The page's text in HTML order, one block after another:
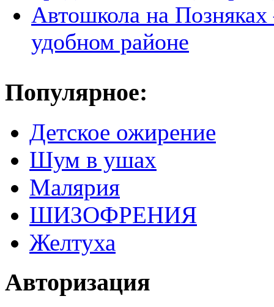
Автошкола на Позняках
удобном районе
Популярное:
Детское ожирение
Шум в ушах
Малярия
ШИЗОФРЕНИЯ
Желтуха
Авторизация